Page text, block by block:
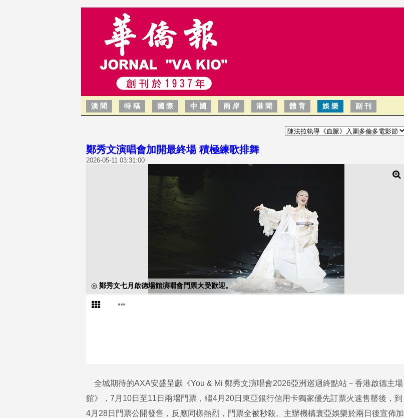
澳 聞 特 稿 國 際 中 國 兩 岸 港 聞 體 育 娛 樂 副 刊
鄭秀文演唱會加開最終場 積極練歌排舞
2026-05-11 03:31:00
◎ 鄭秀文七月啟德場館演唱會門票大受歡迎。
全城期待的AXA安盛呈獻《You & Mi 鄭秀文演唱會2026亞洲巡迴終點站－香港啟德主場
館》，7月10日至11日兩場門票，繼4月20日東亞銀行信用卡獨家優先訂票火速售罄後，到
4月28日門票公開發售，反應同樣熱烈，門票全被秒殺。主辦機構寰亞娛樂於兩日後宣佈加